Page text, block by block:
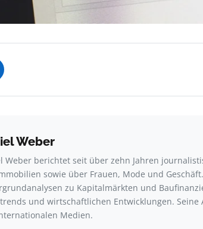
Weber
Weber berichtet seit über zehn Jahren
sowie über Frauen, Mode und
zu Kapitalmärkten und
und wirtschaftlichen Entwicklungen.
Medien.